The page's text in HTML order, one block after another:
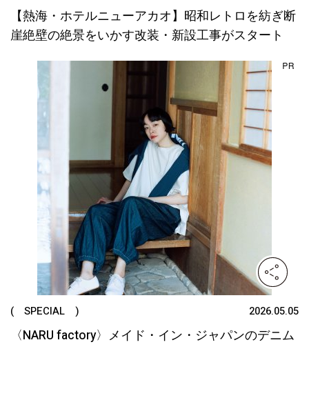
【熱海・ホテルニューアカオ】昭和レトロを紡ぎ断
崖絶壁の絶景をいかす改装・新設工事がスタート
( SPECIAL ) 2026.05.05
〈NARU factory〉メイド・イン・ジャパンのデニム